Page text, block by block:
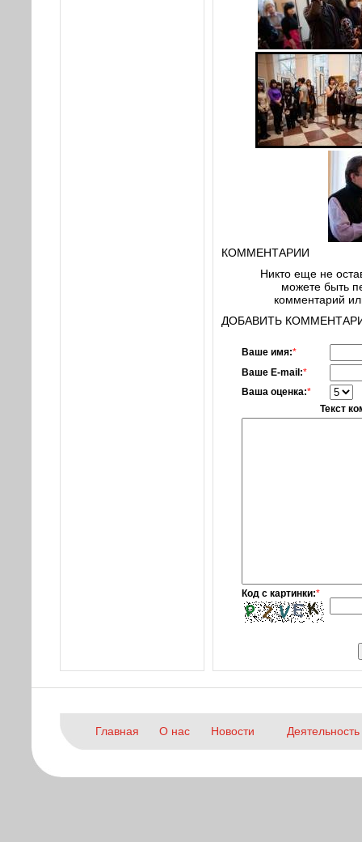
КОММЕНТАРИИ
Никто еще не
можете быть
комментарий
ДОБАВИТЬ
Ваше имя:*
Ваше E-mail:*
Ваша оценка:*
Текст
Код с картинки:*
Главная О нас Новости Деятельность